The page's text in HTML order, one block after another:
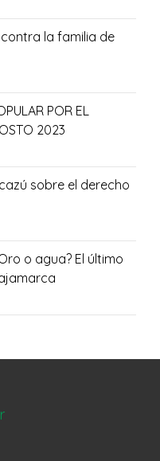
la familia de
POR EL
2023
sobre el derecho
o agua? El último